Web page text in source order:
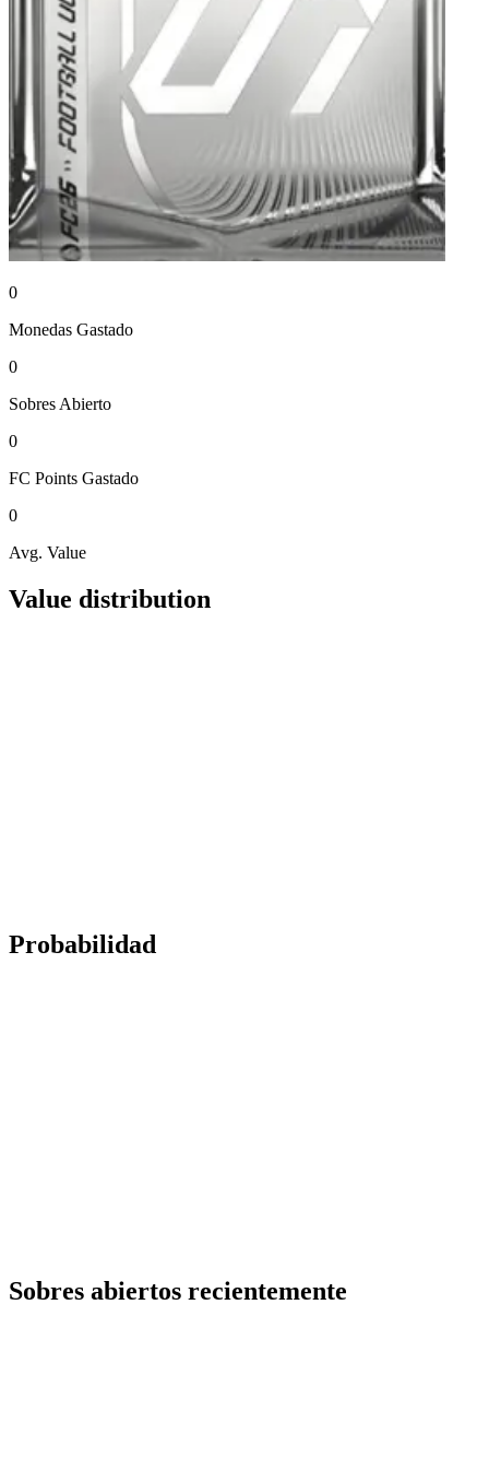
0
Monedas Gastado
0
Sobres Abierto
0
FC Points Gastado
0
Avg. Value
Value distribution
Probabilidad
Sobres abiertos recientemente